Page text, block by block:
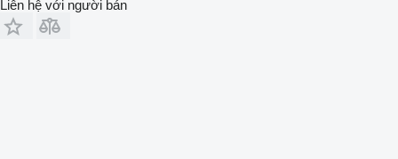
Liên hệ với người bán